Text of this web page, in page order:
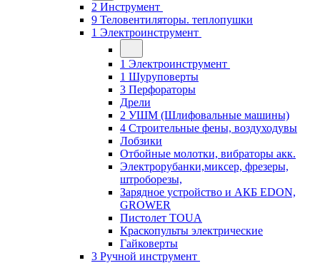
2 Инструмент
9 Теловентиляторы. теплопушки
1 Электроинструмент
1 Электроинструмент
1 Шуруповерты
3 Перфораторы
Дрели
2 УШМ (Шлифовальные машины)
4 Строительные фены, воздуходувы
Лобзики
Отбойные молотки, вибраторы акк.
Электрорубанки,миксер, фрезеры,
штроборезы,
Зарядное устройство и АКБ EDON,
GROWER
Пистолет TOUA
Краскопульты электрические
Гайковерты
3 Ручной инструмент